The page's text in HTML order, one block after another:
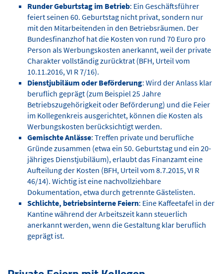
Runder Geburtstag im Betrieb: Ein Geschäftsführer
feiert seinen 60. Geburtstag nicht privat, sondern nur
mit den Mitarbeitenden in den Betriebsräumen. Der
Bundesfinanzhof hat die Kosten von rund 70 Euro pro
Person als Werbungskosten anerkannt, weil der private
Charakter vollständig zurücktrat (BFH, Urteil vom
10.11.2016, VI R 7/16).
Dienstjubiläum oder Beförderung: Wird der Anlass klar
beruflich geprägt (zum Beispiel 25 Jahre
Betriebszugehörigkeit oder Beförderung) und die Feier
im Kollegenkreis ausgerichtet, können die Kosten als
Werbungskosten berücksichtigt werden.
Gemischte Anlässe: Treffen private und berufliche
Gründe zusammen (etwa ein 50. Geburtstag und ein 20-
jähriges Dienstjubiläum), erlaubt das Finanzamt eine
Aufteilung der Kosten (BFH, Urteil vom 8.7.2015, VI R
46/14). Wichtig ist eine nachvollziehbare
Dokumentation, etwa durch getrennte Gästelisten.
Schlichte, betriebsinterne Feiern: Eine Kaffeetafel in der
Kantine während der Arbeitszeit kann steuerlich
anerkannt werden, wenn die Gestaltung klar beruflich
geprägt ist.